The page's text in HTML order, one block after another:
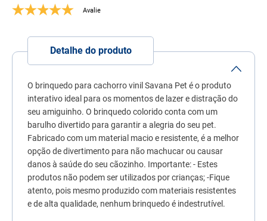
Detalhe do produto
O brinquedo para cachorro vinil Savana Pet é o produto
interativo ideal para os momentos de lazer e distração do
seu amiguinho. O brinquedo colorido conta com um
barulho divertido para garantir a alegria do seu pet.
Fabricado com um material macio e resistente, é a melhor
opção de divertimento para não machucar ou causar
danos à saúde do seu cãozinho. Importante: - Estes
produtos não podem ser utilizados por crianças; -Fique
atento, pois mesmo produzido com materiais resistentes
e de alta qualidade, nenhum brinquedo é indestrutível.
areia
5º
ração
6º
fórmula natural
7º
quatree
8º
ração úmida
9º
sachê gato
10º ração premier